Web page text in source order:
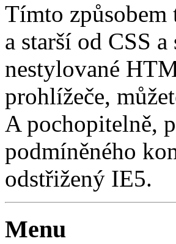
Tímto
a starší od CSS
nestylované
prohlížeče,
A pochopitelně,
podmíněného
odstřižený IE5.
Menu